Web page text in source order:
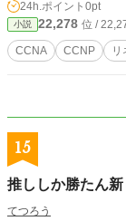
24h.ポイント 0pt
小説 22,278 位 /
CCNA CCNP
15
推ししか勝たん
てつろう